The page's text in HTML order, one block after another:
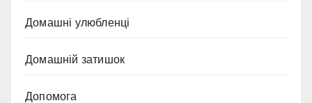
Домашні улюбленці
Домашній затишок
Допомога